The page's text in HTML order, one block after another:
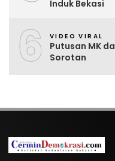
Induk Bekasi
6 VIDEO VIRAL
Putusan MK
Sorotan